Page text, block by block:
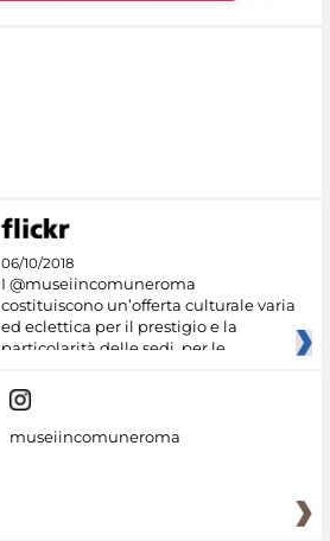
06/10/2018
I @museiincomuneroma
costituiscono un’offerta culturale varia
ed eclettica per il prestigio e la
particolarità delle sedi, per le
museiincomuneroma